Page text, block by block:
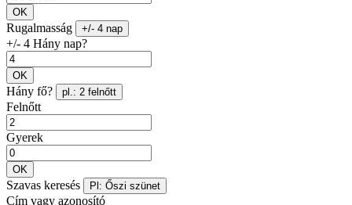
OK
Rugalmasság +/- 4 nap
+/- 4 Hány nap?
OK
Hány fő? pl.: 2 felnőtt
Felnőtt
Gyerek
OK
Szavas keresés Pl: Őszi szünet
Cím vagy azonosító